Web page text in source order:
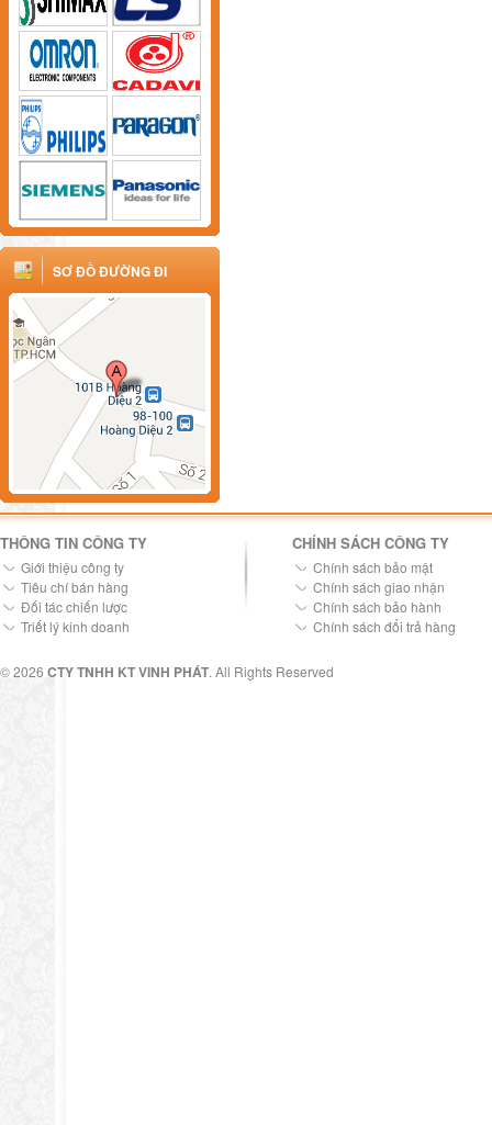
SƠ ĐỒ ĐƯỜNG ĐI
THÔNG TIN CÔNG TY
Giới thiệu công ty
Tiêu chí bán hàng
Đối tác chiến lược
Triết lý kinh doanh
CHÍNH SÁCH CÔNG TY
Chính sách bảo mật
Chính sách giao nhận
Chính sách bảo hành
Chính sách đổi trả hàng
© 2026 CTY TNHH KT VINH PHÁT. All Rights Reserved